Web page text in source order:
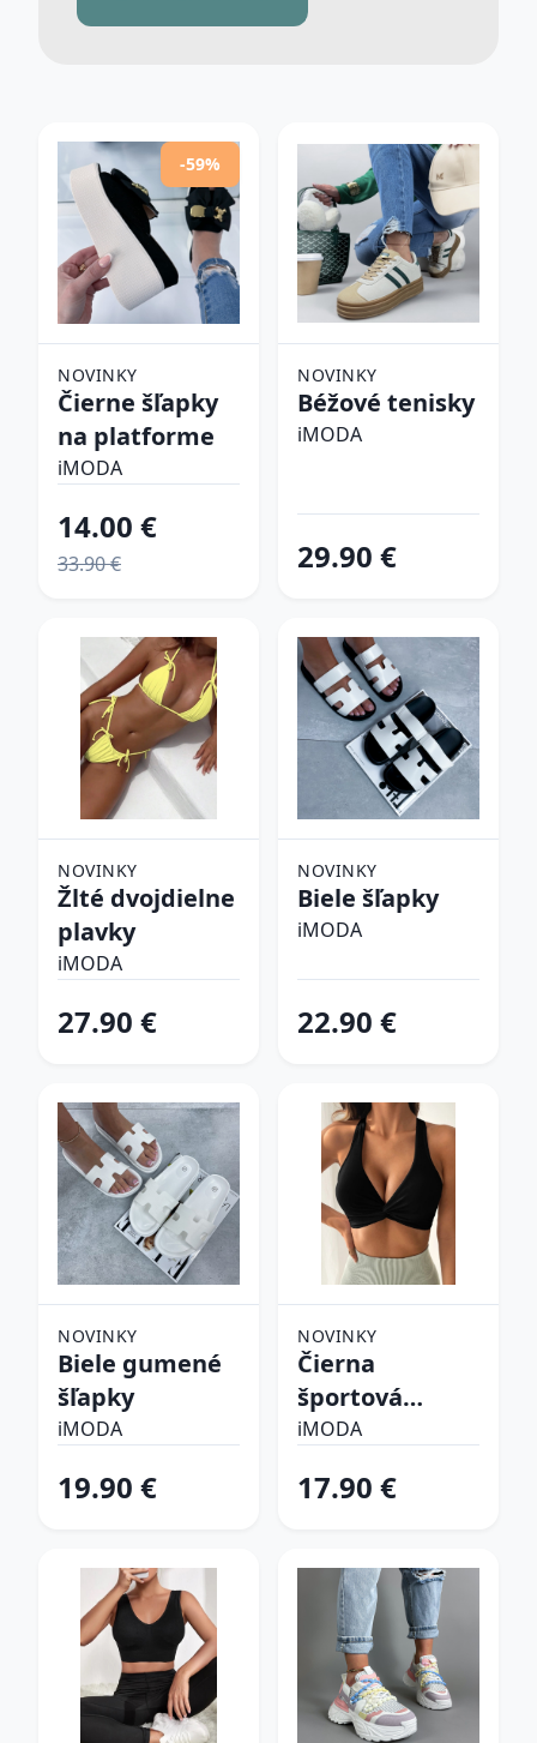
-59%
NOVINKY
Čierne šľapky
na platforme
iMODA
14.00 €
33.90 €
NOVINKY
Béžové tenisky
iMODA
29.90 €
NOVINKY
Žlté dvojdielne
plavky
iMODA
27.90 €
NOVINKY
Biele šľapky
iMODA
22.90 €
NOVINKY
Biele gumené
šľapky
iMODA
19.90 €
NOVINKY
Čierna
športová
podprsenka
iMODA
17.90 €